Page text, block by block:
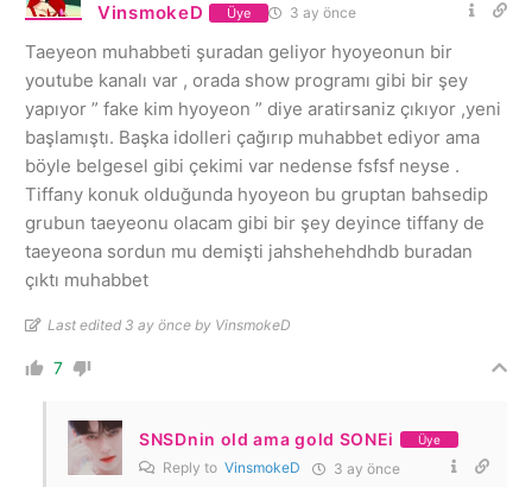
VinsmokeD Üye 3 ay önce
Taeyeon muhabbeti şuradan geliyor hyoyeonun bir
youtube kanalı var , orada show programı gibi bir şey
yapıyor ” fake kim hyoyeon ” diye aratirsaniz çıkıyor ,yeni
başlamıştı. Başka idolleri çağırıp muhabbet ediyor ama
böyle belgesel gibi çekimi var nedense fsfsf neyse .
Tiffany konuk olduğunda hyoyeon bu gruptan bahsedip
grubun taeyeonu olacam gibi bir şey deyince tiffany de
taeyeona sordun mu demişti jahshehehdhdb buradan
çıktı muhabbet
Last edited 3 ay önce by VinsmokeD
7
SNSDnin old ama gold SONEi Üye
Reply to VinsmokeD 3 ay önce